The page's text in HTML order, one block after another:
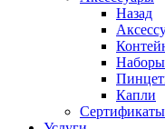
Назад
Капли
Сертификаты